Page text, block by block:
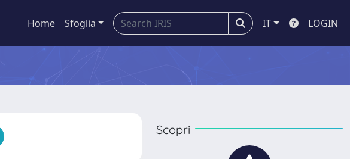
Home Sfoglia IT LOGIN
Scopri